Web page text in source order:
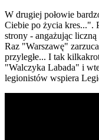
W drugiej połowie
Ciebie po życia kres...".
strony - angażując
Raz "Warszawę"
przyległe... I tak
"Walczyka Labada" i
legionistów wspiera